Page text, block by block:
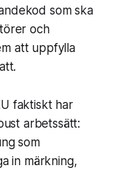
som ska
och
att uppfylla
faktiskt har
arbetssätt:
som
in märkning,